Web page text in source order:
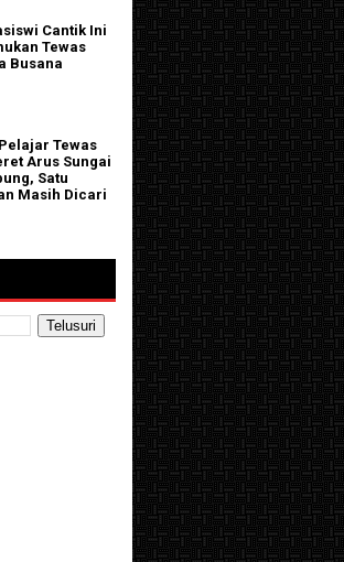
Cantik Ini
Tewas
Busana
Tewas
Arus Sungai
Satu
Masih Dicari